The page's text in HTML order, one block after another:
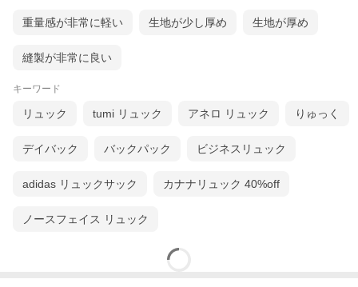
重量感が非常に軽い 生地が少し厚め 生地が厚め
縫製が非常に良い
キーワード
リュック tumi リュック アネロ リュック りゅっく
デイバック バックパック ビジネスリュック
adidas リュックサック カナナリュック 40%off
ノースフェイス リュック